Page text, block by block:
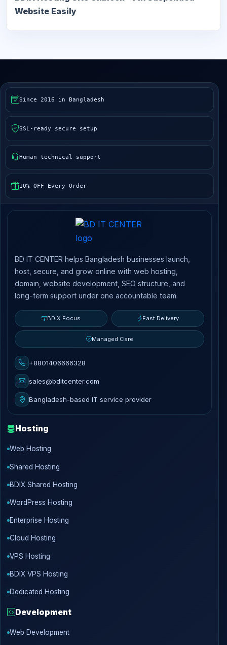
Website Easily
Since 2016 in Bangladesh
SSL-ready secure setup
Human technical support
10% OFF Every Order
BD IT CENTER helps Bangladesh businesses launch,
host, secure, and grow online with web hosting,
domain, website development, SEO structure, and
long-term support under one accountable team.
BDIX Focus Fast Delivery
Managed Care
+8801406666328
sales@bditcenter.com
Bangladesh-based IT service provider
Hosting
Web Hosting
Shared Hosting
BDIX Shared Hosting
WordPress Hosting
Enterprise Hosting
Cloud Hosting
VPS Hosting
BDIX VPS Hosting
Dedicated Hosting
Development
Web Development